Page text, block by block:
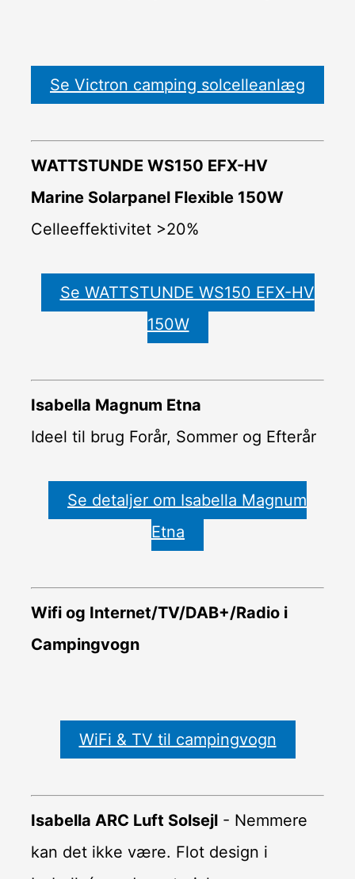
Se Victron camping solcelleanlæg
WATTSTUNDE WS150 EFX-HV
Marine Solarpanel Flexible 150W
Celleeffektivitet >20%
Se WATTSTUNDE WS150 EFX-HV
150W
Isabella Magnum Etna
Ideel til brug Forår, Sommer og Efterår
Se detaljer om Isabella Magnum
Etna
Wifi og Internet/TV/DAB+/Radio i
Campingvogn
WiFi & TV til campingvogn
Isabella ARC Luft Solsejl- Nemmere
kan det ikke være. Flot design i